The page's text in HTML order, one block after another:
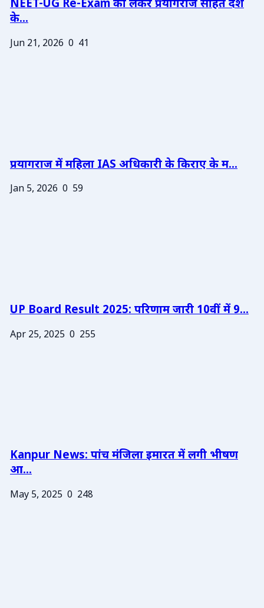
NEET-UG Re-Exam को लेकर प्रयागराज सहित देश
के...
Jun 21, 2026 0 41
प्रयागराज में महिला IAS अधिकारी के किराए के म...
Jan 5, 2026 0 59
UP Board Result 2025: परिणाम जारी 10वीं में 9...
Apr 25, 2025 0 255
Kanpur News: पांच मंजिला इमारत में लगी भीषण
आ...
May 5, 2025 0 248